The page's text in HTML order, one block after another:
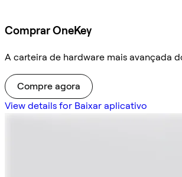
Comprar OneKey
A carteira de hardware mais avançada
Compre agora
View details for Baixar aplicativo